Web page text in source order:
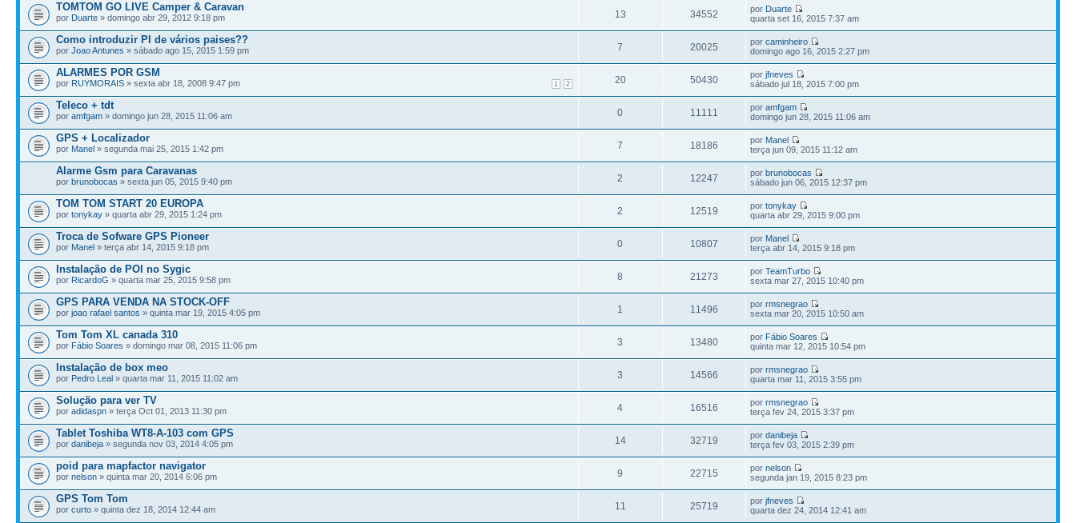
TOMTOM GO LIVE Camper & Caravan
por Duarte » domingo abr 29, 2012 9:18 pm 13 34552 por Duarte
quarta set 16, 2015 7:37 am
Como introduzir PI de vários paises??
por Joao Antunes » sábado ago 15, 2015 1:59 pm 7 20025 porcaminheiro
domingo ago 16, 2015 2:27 pm
ALARMES POR GSM
1 2
por RUYMORAIS » sexta abr 18, 2008 9:47 pm 20 50430 porjfneves
sábado jul 18, 2015 7:00 pm
Teleco + tdt
por amfgam » domingo jun 28, 2015 11:06 am 0 11111 poramfgam
domingo jun 28, 2015 11:06 am
GPS + Localizador
por Manel » segunda mai 25, 2015 1:42 pm 7 18186 por Manel
terça jun 09, 2015 11:12 am
Alarme Gsm para Caravanas
por brunobocas » sexta jun 05, 2015 9:40 pm 2 12247 porbrunobocas
sábado jun 06, 2015 12:37 pm
TOM TOM START 20 EUROPA
por tonykay » quarta abr 29, 2015 1:24 pm 2 12519 portonykay
quarta abr 29, 2015 9:00 pm
Troca de Sofware GPS Pioneer
por Manel » terça abr 14, 2015 9:18 pm 0 10807 por Manel
terça abr 14, 2015 9:18 pm
Instalação de POI no Sygic
por RicardoG » quarta mar 25, 2015 9:58 pm 8 21273 porTeamTurbo
sexta mar 27, 2015 10:40 pm
GPS PARA VENDA NA STOCK-OFF
por joao rafael santos » quinta mar 19, 2015 4:05 pm 1 11496 porrmsnegrao
sexta mar 20, 2015 10:50 am
Tom Tom XL canada 310
por Fábio Soares » domingo mar 08, 2015 11:06 pm 3 13480 por Fábio Soares
quinta mar 12, 2015 10:54 pm
Instalação de box meo
por Pedro Leal » quarta mar 11, 2015 11:02 am 3 14566 porrmsnegrao
quarta mar 11, 2015 3:55 pm
Solução para ver TV
por adidaspn » terça Oct 01, 2013 11:30 pm 4 16516 porrmsnegrao
terça fev 24, 2015 3:37 pm
Tablet Toshiba WT8-A-103 com GPS
por danibeja » segunda nov 03, 2014 4:05 pm 14 32719 pordanibeja
terça fev 03, 2015 2:39 pm
poid para mapfactor navigator
por nelson » quinta mar 20, 2014 6:06 pm 9 22715 pornelson
segunda jan 19, 2015 8:23 pm
GPS Tom Tom
por curto » quinta dez 18, 2014 12:44 am 11 25719 porjfneves
quarta dez 24, 2014 12:41 am